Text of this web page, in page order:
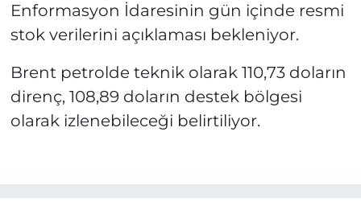
Enformasyon İdaresinin gün içinde resmi
stok verilerini açıklaması bekleniyor.
Brent petrolde teknik olarak 110,73 doların
direnç, 108,89 doların destek bölgesi
olarak izlenebileceği belirtiliyor.